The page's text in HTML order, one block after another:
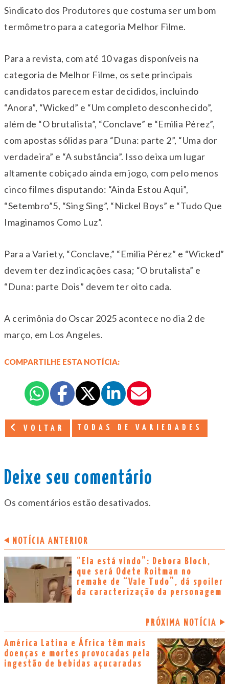
Sindicato dos Produtores que costuma ser um bom
termômetro para a categoria Melhor Filme.
Para a revista, com até 10 vagas disponíveis na
categoria de Melhor Filme, os sete principais
candidatos parecem estar decididos, incluindo
“Anora”, “Wicked” e “Um completo desconhecido”,
além de “O brutalista”, “Conclave” e “Emilia Pérez”,
com apostas sólidas para “Duna: parte 2”, “Uma dor
verdadeira” e “A substância”. Isso deixa um lugar
altamente cobiçado ainda em jogo, com pelo menos
cinco filmes disputando: “Ainda Estou Aqui”,
“Setembro”5, “Sing Sing”, “Nickel Boys” e “Tudo Que
Imaginamos Como Luz”.
Para a Variety, “Conclave,” “Emilia Pérez” e “Wicked”
devem ter dez indicações casa; “O brutalista” e
“Duna: parte Dois” devem ter oito cada.
A cerimônia do Oscar 2025 acontece no dia 2 de
março, em Los Angeles.
COMPARTILHE ESTA NOTÍCIA:
VOLTAR TODAS DE VARIEDADES
Deixe seu comentário
Os comentários estão desativados.
NOTÍCIA ANTERIOR
“Ela está vindo”: Debora Bloch,
que será Odete Roitman no
remake de “Vale Tudo”, dá spoiler
da caracterização da personagem
PRÓXIMA NOTÍCIA
América Latina e África têm mais
doenças e mortes provocadas pela
ingestão de bebidas açucaradas